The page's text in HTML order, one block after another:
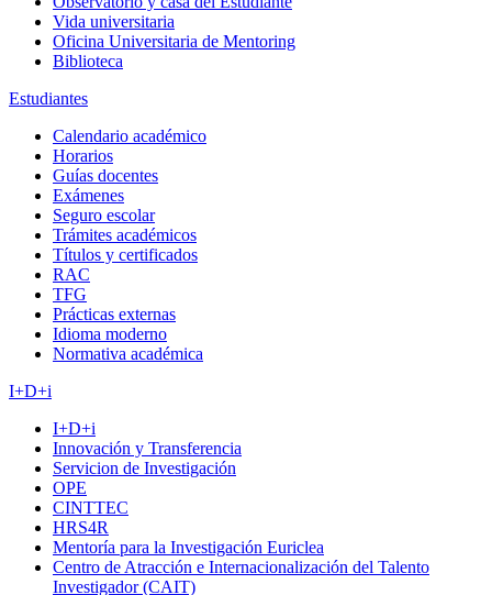
Vida universitaria
Oficina Universitaria de Mentoring
Biblioteca
Estudiantes
Calendario académico
Horarios
Guías docentes
Exámenes
Seguro escolar
Trámites académicos
Títulos y certificados
RAC
TFG
Prácticas externas
Idioma moderno
Normativa académica
I+D+i
I+D+i
Innovación y Transferencia
Servicion de Investigación
OPE
CINTTEC
HRS4R
Mentoría para la Investigación Euriclea
Centro de Atracción e Internacionalización del Talento
Investigador (CAIT)